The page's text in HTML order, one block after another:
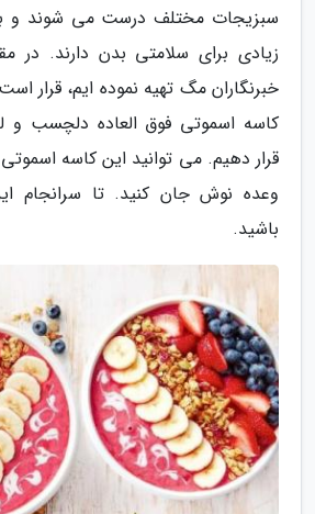
سبزیجات مختلف درست می شوند و
زیادی برای سلامتی بدن دارند. در
کاسه اسموتی فوق العاده دلچسب و
قرار دهیم. می توانید این کاسه
وعده نوش جان کنید. تا سرانجام
باشید.